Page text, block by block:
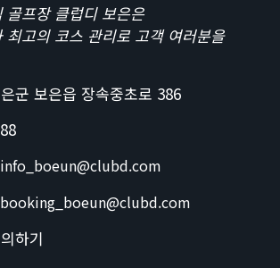
골프장 클럽디 보은은
최고의 코스 관리로 고객 여러분을
군 보은읍 장속중초로 386
info_boeun@clubd.com
booking_boeun@clubd.com
하기